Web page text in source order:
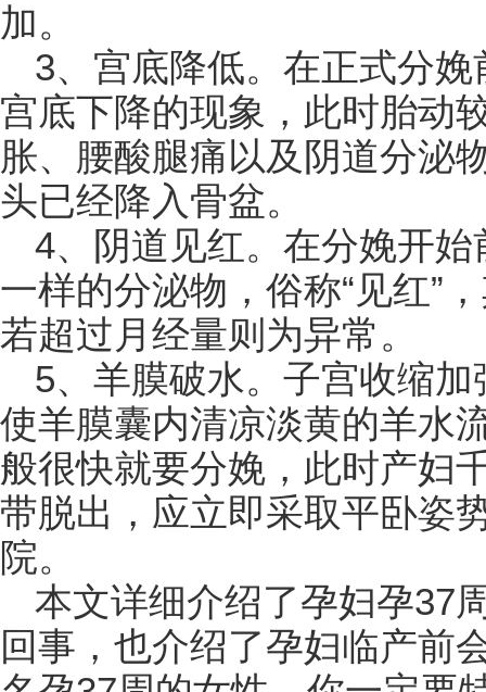
加。
3、宫底降低。在正式分
宫底下降的现象，此时胎动
胀、腰酸腿痛以及阴道分泌
头已经降入骨盆。
4、阴道见红。在分娩开
一样的分泌物，俗称“见红”
若超过月经量则为异常。
5、羊膜破水。子宫收缩
使羊膜囊内清凉淡黄的羊水
般很快就要分娩，此时产妇
带脱出，应立即采取平卧姿
院。
本文详细介绍了孕妇孕37
回事，也介绍了孕妇临产前